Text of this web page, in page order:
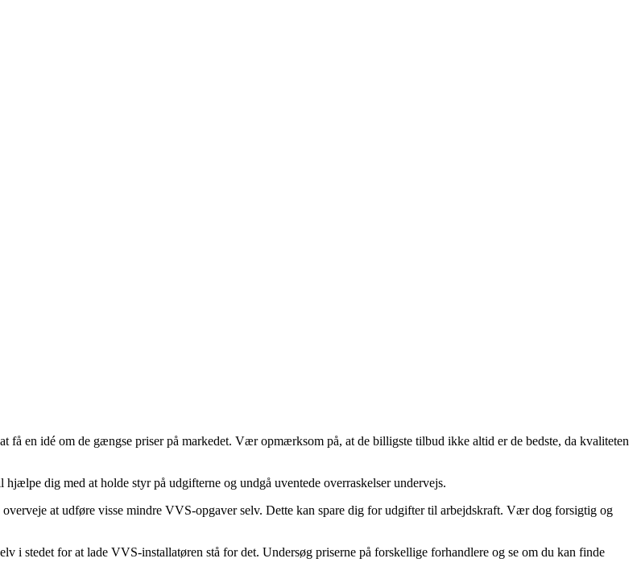
en idé om de gængse priser på markedet. Vær opmærksom på, at de billigste tilbud ikke altid er de bedste, da kvaliteten
dig med at holde styr på udgifterne og undgå uventede overraskelser undervejs.
at udføre visse mindre VVS-opgaver selv. Dette kan spare dig for udgifter til arbejdskraft. Vær dog forsigtig og
i stedet for at lade VVS-installatøren stå for det. Undersøg priserne på forskellige forhandlere og se om du kan finde